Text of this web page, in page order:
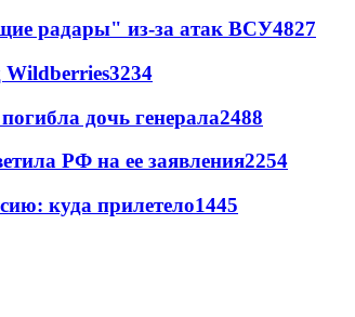
радары" из-за атак ВСУ4827
Wildberries3234
дочь генерала2488
РФ на ее заявления2254
куда прилетело1445